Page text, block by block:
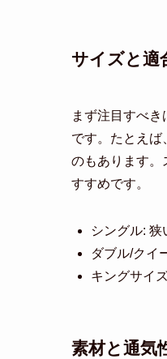
サイズと適
まず注目すべ
です。たとえば
のもあります。
すすめです。
シングル:
ダブル/クイ
キングサイ
素材と通気